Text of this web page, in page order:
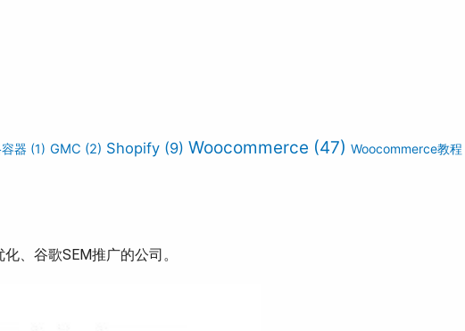
器 (1) GMC (2) Shopify (9) Woocommerce (47) Woocommerce教程
、谷歌SEM推广的公司。